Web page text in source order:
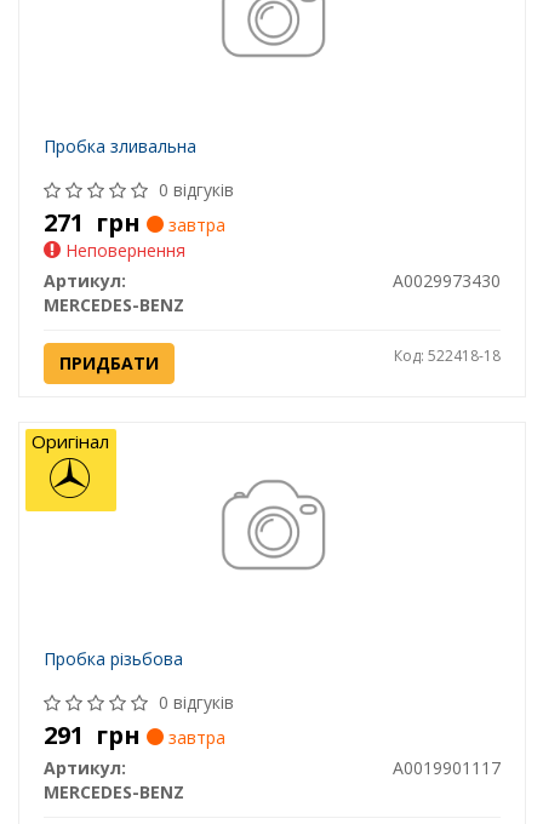
Пробка зливальна
0 відгуків
271 грн
завтра
Неповернення
Артикул:
A0029973430
MERCEDES-BENZ
ПРИДБАТИ Код: 522418-18
Пробка різьбова
0 відгуків
291 грн
завтра
Артикул:
A0019901117
MERCEDES-BENZ
Оригінал